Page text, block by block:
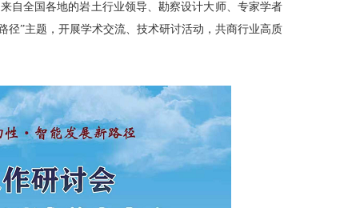
自全国各地的岩土行业领导、勘察设计大师、专家学者
”主题，开展学术交流、技术研讨活动，共商行业高质